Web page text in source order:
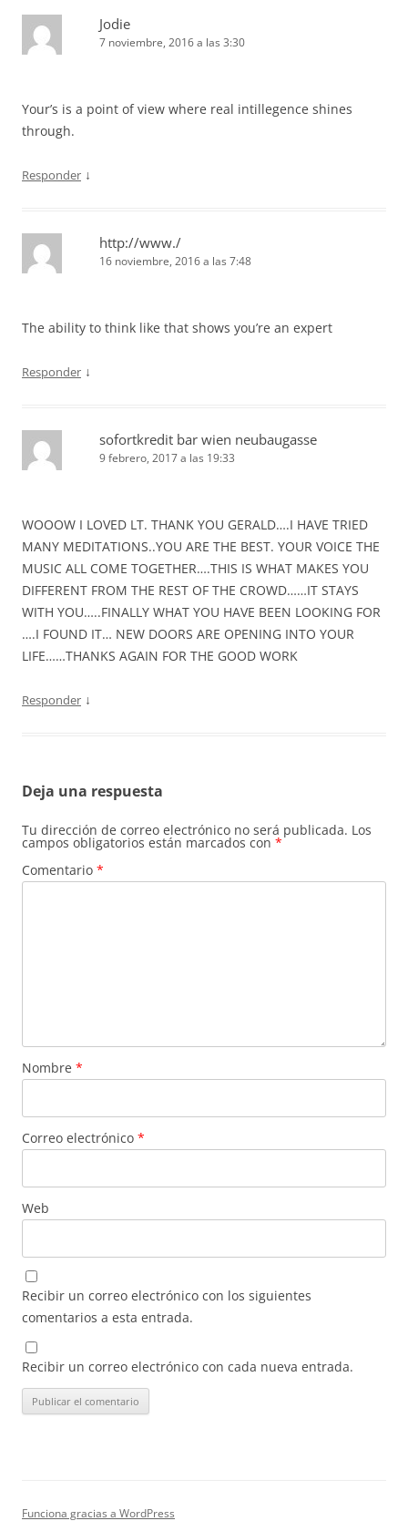
Jodie
7 noviembre, 2016 a las 3:30
Your’s is a point of view where real intillegence shines
through.
Responder ↓
http://www./
16 noviembre, 2016 a las 7:48
The ability to think like that shows you’re an expert
Responder ↓
sofortkredit bar wien neubaugasse
9 febrero, 2017 a las 19:33
WOOOW I LOVED LT. THANK YOU GERALD….I HAVE TRIED
MANY MEDITATIONS..YOU ARE THE BEST. YOUR VOICE THE
MUSIC ALL COME TOGETHER….THIS IS WHAT MAKES YOU
DIFFERENT FROM THE REST OF THE CROWD……IT STAYS
WITH YOU…..FINALLY WHAT YOU HAVE BEEN LOOKING FOR
….I FOUND IT… NEW DOORS ARE OPENING INTO YOUR
LIFE……THANKS AGAIN FOR THE GOOD WORK
Responder ↓
Deja una respuesta
Tu dirección de correo electrónico no será publicada. Los
campos obligatorios están marcados con *
Comentario *
Nombre *
Correo electrónico *
Web
Recibir un correo electrónico con los siguientes
comentarios a esta entrada.
Recibir un correo electrónico con cada nueva entrada.
Funciona gracias a WordPress